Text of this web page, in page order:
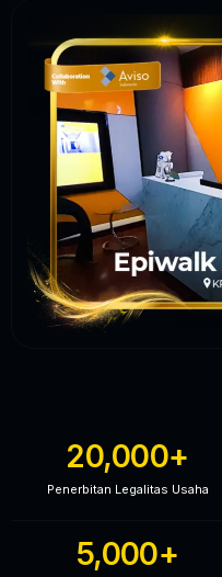
Penerbitan Legalitas Usaha
20,000+
5,000+